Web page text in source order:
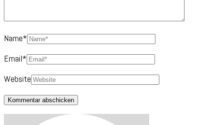
Name*
Email*
Website